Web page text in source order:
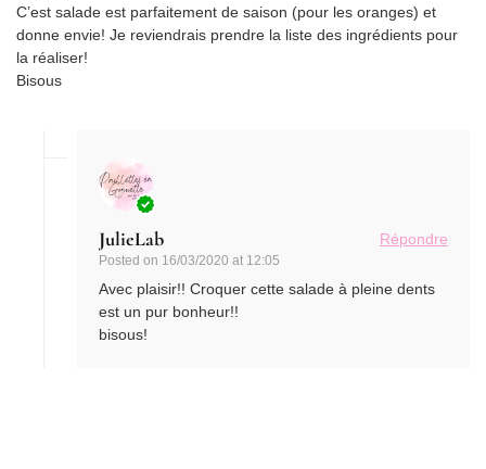
C’est salade est parfaitement de saison (pour les oranges) et
donne envie! Je reviendrais prendre la liste des ingrédients pour
la réaliser!
Bisous
JulieLab
Posted on 16/03/2020 at 12:05
Répondre
Avec plaisir!! Croquer cette salade à pleine dents
est un pur bonheur!!
bisous!